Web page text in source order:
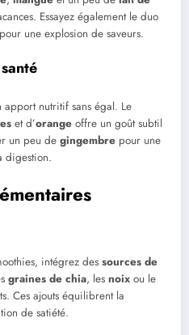
Essayez également le duo
pour une explosion de saveurs.
nutritif sans égal. Le
et d’orange offre un goût subtil
un peu de gingembre pour une
digestion.
intégrez des sources de
graines de chia, les noix ou le
Ces ajouts équilibrent la
de satiété.